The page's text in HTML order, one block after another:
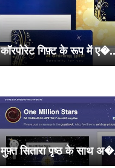
कॉरपोरेट गिफ़्ट के रूप में
मुफ़्त सितारा पृष्ठ के साथ